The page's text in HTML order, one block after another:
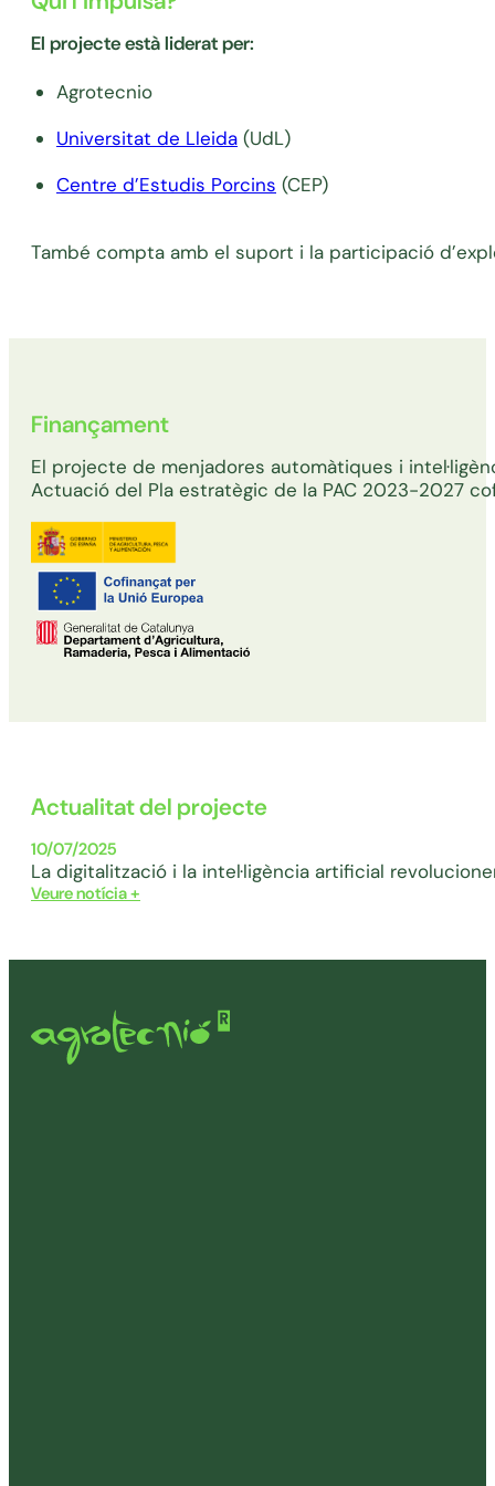
El projecte està liderat per:
Agrotecnio
Universitat de Lleida (UdL)
Centre d’Estudis Porcins (CEP)
També compta amb el suport i la participació
Finançament
El projecte de menjadores automàtiques i
Actuació del Pla estratègic de la PAC 2023-2027
Actualitat del projecte
10/07/2025
La digitalització i la intel·ligència artificial
Veure notícia +